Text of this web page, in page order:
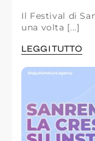
Il Festival di
una volta [...]
LEGGI TUTTO